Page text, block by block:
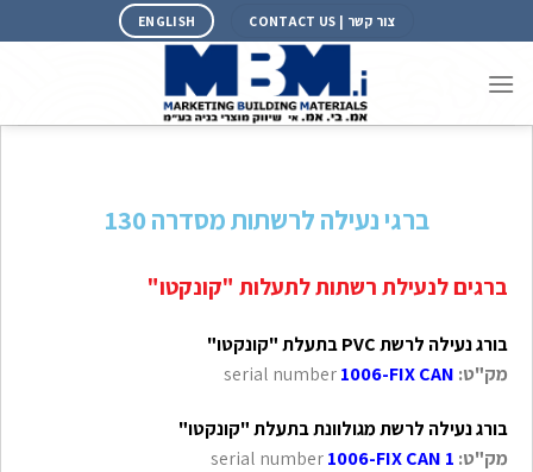
צור קשר | CONTACT US ENGLISH
ברגי נעילה לרשתות מסדרה 130
ברגים לנעילת רשתות לתעלות "קונקטו"
בורג נעילה לרשת PVC בתעלת "קונקטו"
מק"ט:
serial number1006-FIX CAN
בורג נעילה לרשת מגולוונת בתעלת "קונקטו"
מק"ט:
serial number1006-FIX CAN 1